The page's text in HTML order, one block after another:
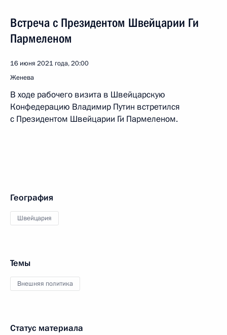
Встреча с Президентом Швейцарии Ги
Пармеленом
16 июня 2021 года, 20:00
Женева
В ходе рабочего визита в Швейцарскую
Конфедерацию Владимир Путин встретился
с Президентом Швейцарии Ги Пармеленом.
География
Швейцария
Темы
Внешняя политика
Статус материала